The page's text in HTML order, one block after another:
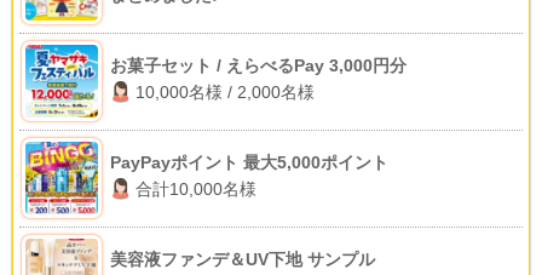
お菓子セット / えらべるPay 3,000円分
10,000名様 / 2,000名様
PayPayポイント 最大5,000ポイント
合計10,000名様
美容液ファンデ＆UV下地 サンプル